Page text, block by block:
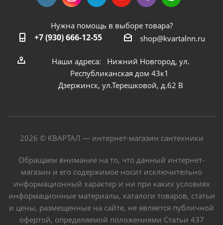
Нужна помощь в выборе товара?
+7 (930) 666-12-55 shop@kvartalnn.ru
Наши адреса: Нижний Новгород, ул.
Республиканская дом 43к1
Дзержинск, ул.Терешковой, д.62 В
2026 © КВАРТАЛ — интернет-магазин сантехники
Обращаем внимание на то, что данный интернет-
магазин и его содержимое носит исключительно
информационный характер и ни при каких условиях
информационные материалы, каталоги товаров, статьи
и цены, размещенные на сайте, не является публичной
офертой, определяемой положениями Статьи 437